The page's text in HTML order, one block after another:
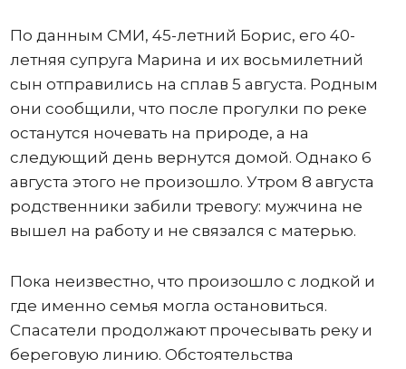
По данным СМИ, 45-летний Борис, его 40-
летняя супруга Марина и их восьмилетний
сын отправились на сплав 5 августа. Родным
они сообщили, что после прогулки по реке
останутся ночевать на природе, а на
следующий день вернутся домой. Однако 6
августа этого не произошло. Утром 8 августа
родственники забили тревогу: мужчина не
вышел на работу и не связался с матерью.
Пока неизвестно, что произошло с лодкой и
где именно семья могла остановиться.
Спасатели продолжают прочесывать реку и
береговую линию. Обстоятельства